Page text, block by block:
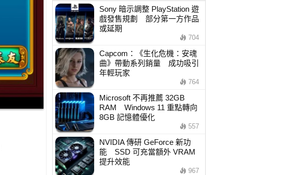
Sony 暗示調整 PlayStation 遊
戲發售規劃 部分第一方作品
或延期
704
Capcom：《生化危機：安魂
曲》帶動系列銷量 成功吸引
年輕玩家
764
Microsoft 不再推薦 32GB
RAM Windows 11 重點轉向
8GB 記憶體優化
557
NVIDIA 傳研 GeForce 新功
能 SSD 可充當額外 VRAM
提升效能
967